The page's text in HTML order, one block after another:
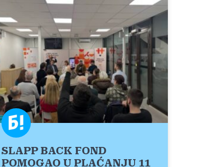
SLAPP BACK FOND
POMOGAO U PLAĆANJU 11